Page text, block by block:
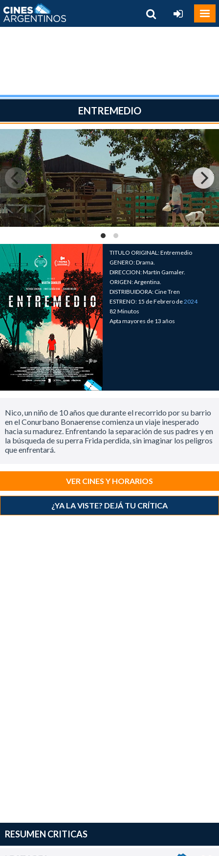
ENTREMEDIO
TITULO ORIGINAL: Entremedio
GENERO: Drama.
DIRECCION: Martín Gamaler.
ORIGEN: Argentina.
DISTRIBUIDORA: Cine Tren
ESTRENO: 15 de Febrero de2024
82 Minutos
Apta mayores de 13 años
Nico, un niño de 10 años que durante el recorrido por su barrio
en el Conurbano Bonaerense comienza un viaje inesperado
hacia su madurez. Enfrentando la separación de sus padres y en
la búsqueda de su perra Frida perdida, sin imaginar los peligros
que enfrentará.
VER CINES Y HORARIOS
¿YA LA VISTE? DEJÁ TU CRÍTICA
RESUMEN CRITICAS